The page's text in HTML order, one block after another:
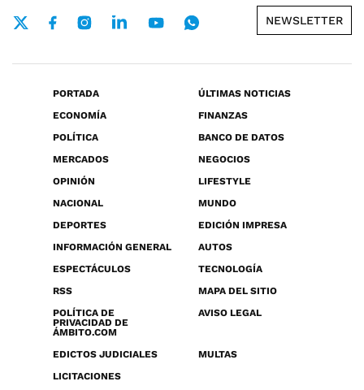
NEWSLETTER
PORTADA
ÚLTIMAS NOTICIAS
ECONOMÍA
FINANZAS
POLÍTICA
BANCO DE DATOS
MERCADOS
NEGOCIOS
OPINIÓN
LIFESTYLE
NACIONAL
MUNDO
DEPORTES
EDICIÓN IMPRESA
INFORMACIÓN GENERAL
AUTOS
ESPECTÁCULOS
TECNOLOGÍA
RSS
MAPA DEL SITIO
POLÍTICA DE
PRIVACIDAD DE
ÁMBITO.COM
AVISO LEGAL
EDICTOS JUDICIALES
MULTAS
LICITACIONES